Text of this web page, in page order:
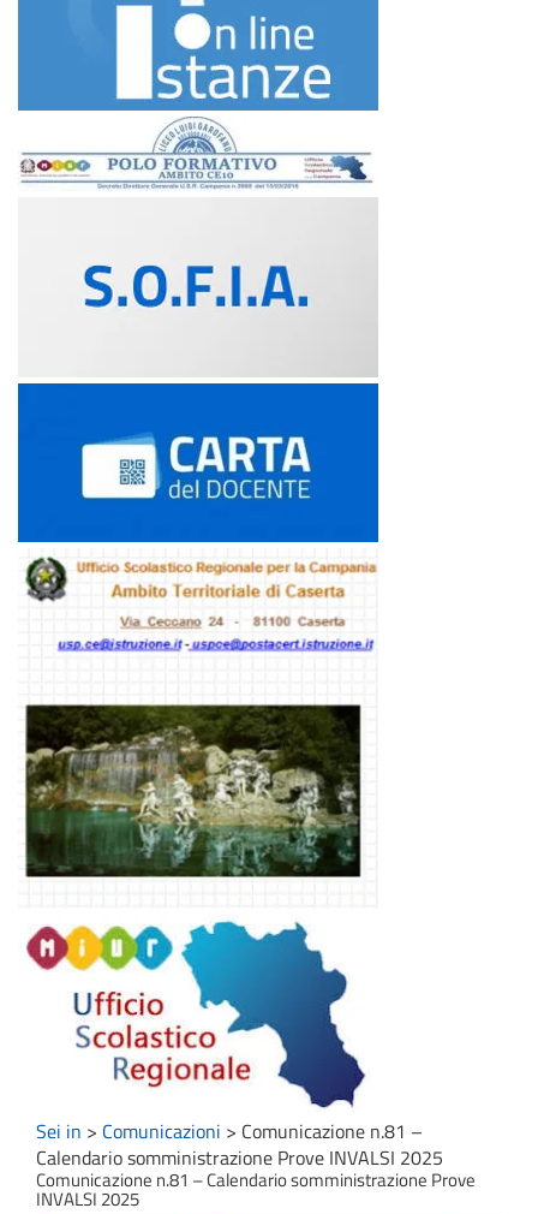
Sei in > Comunicazioni > Comunicazione n.81 –
Calendario somministrazione Prove INVALSI 2025
Comunicazione n.81 – Calendario somministrazione Prove
INVALSI 2025